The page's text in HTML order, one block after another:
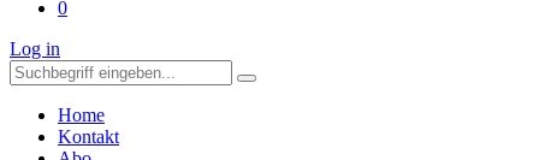
0
Log in
Home
Kontakt